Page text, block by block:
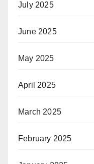
July 2025
June 2025
May 2025
April 2025
March 2025
February 2025